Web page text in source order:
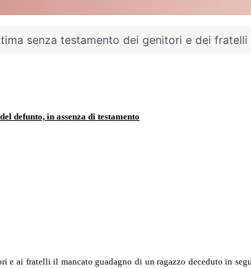
senza testamento dei genitori e dei
defunto, in assenza di testamento
e ai fratelli il mancato guadagno di un ragazzo deceduto in